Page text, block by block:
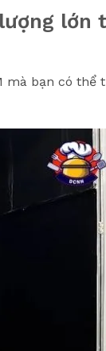
lớn
mà bạn có thể